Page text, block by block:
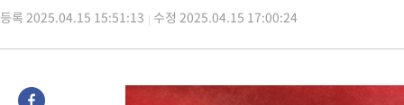
-2040초 전 >[속보] 호르무즈 해협 이란-오만 협상 기대속 뉴욕증시 혼조 마감
우 0.49%↑
-395초 전 >[속보] 이란 대통령 "지금 최고지도자와 소통하기가 매우 어려워"
등록 2025.04.15 15:51:13 수정 2025.04.15 17:00:24